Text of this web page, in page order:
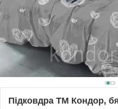
Підковдра ТМ Кондор,